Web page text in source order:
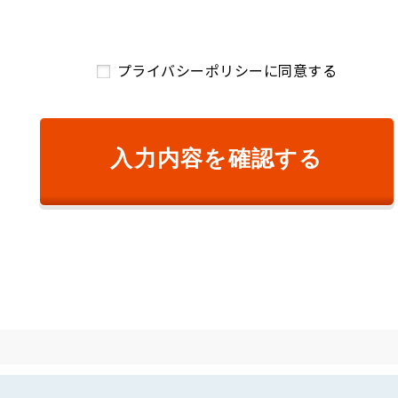
サービスの提供のため
変更前の利用目的と相当の関連性を有すると合理的に認められる
をいいます。以下同様です。）の漏えい、滅失または毀損の防
プライバシーポリシーに同意する
入力内容を確認する